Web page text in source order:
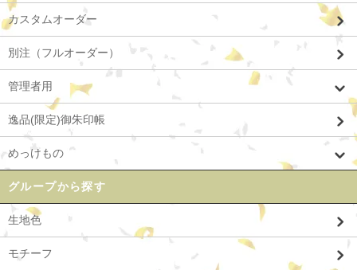
カスタムオーダー
別注（フルオーダー）
管理者用
逸品(限定)御朱印帳
めっけもの
グループから探す
生地色
モチーフ